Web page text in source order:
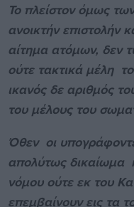
Το πλείστον όμως
ανοικτήν επιστολήν
αίτημα ατόμων, δεν
ούτε τακτικά μέλη
ικανός δε αριθμός
του μέλους του
Όθεν οι
απολύτως δικαίωμα
νόμου ούτε εκ του
επεμβαίνουν εις τα